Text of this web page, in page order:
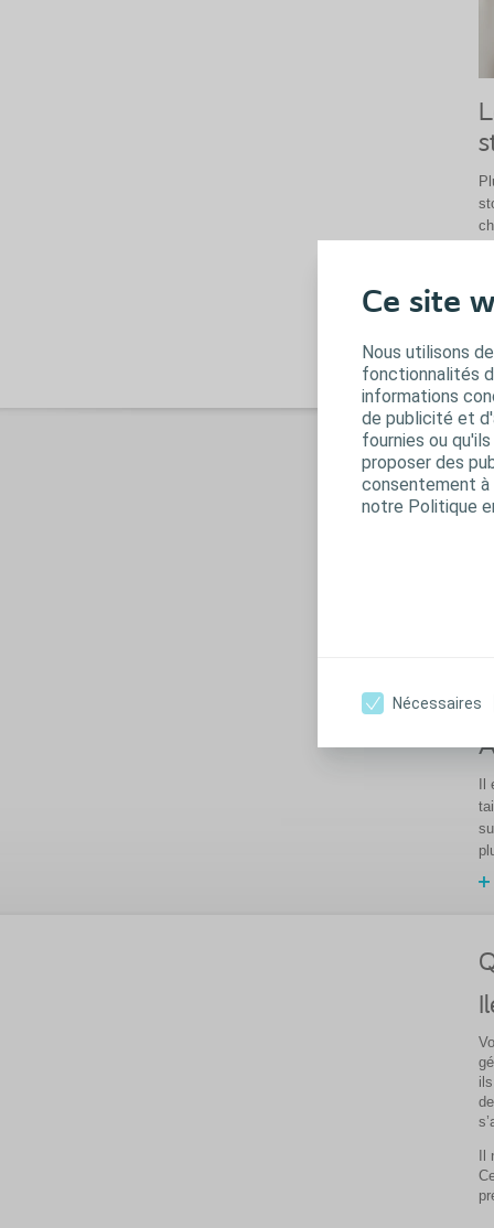
Ce site
Nous utilisons
fonctionnalités
informations
de publicité et
fournies ou
proposer des
consentement à
notre Politique
Nécessaires